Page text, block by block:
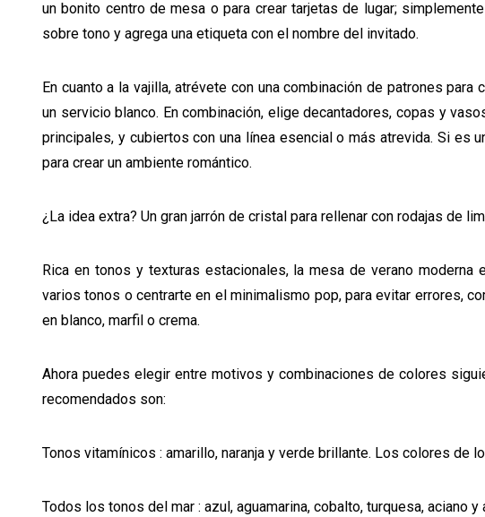
un bonito centro de mesa o para crear tarjetas de lugar;
sobre tono y agrega una etiqueta con el nombre del invitado.
En cuanto a la vajilla, atrévete con una combinación de patrones
un servicio blanco. En combinación, elige decantadores, copas y
principales, y cubiertos con una línea esencial o más atrevida. Si es
para crear un ambiente romántico.
¿La idea extra? Un gran jarrón de cristal para rellenar con rodajas de
Rica en tonos y texturas estacionales, la mesa de verano
varios tonos o centrarte en el minimalismo pop, para evitar errores,
en blanco, marfil o crema.
Ahora puedes elegir entre motivos y combinaciones de colores
recomendados son:
Tonos vitamínicos : amarillo, naranja y verde brillante. Los colores de
Todos los tonos del mar : azul, aguamarina, cobalto, turquesa, aciano